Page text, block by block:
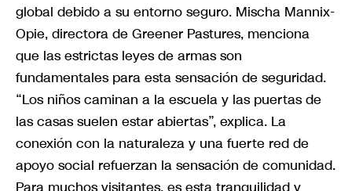
global debido a su entorno seguro. Mischa Mannix-
Opie, directora de Greener Pastures, menciona
que las estrictas leyes de armas son
fundamentales para esta sensación de seguridad.
“Los niños caminan a la escuela y las puertas de
las casas suelen estar abiertas”, explica. La
conexión con la naturaleza y una fuerte red de
apoyo social refuerzan la sensación de comunidad.
Para muchos visitantes, es esta tranquilidad y